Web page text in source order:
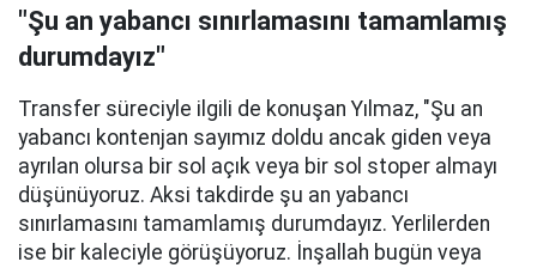
"Şu an yabancı sınırlamasını tamamlamış
durumdayız"
Transfer süreciyle ilgili de konuşan Yılmaz, "Şu an
yabancı kontenjan sayımız doldu ancak giden veya
ayrılan olursa bir sol açık veya bir sol stoper almayı
düşünüyoruz. Aksi takdirde şu an yabancı
sınırlamasını tamamlamış durumdayız. Yerlilerden
ise bir kaleciyle görüşüyoruz. İnşallah bugün veya